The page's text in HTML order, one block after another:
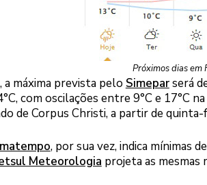
Próximos dias em
a máxima prevista pelo Simeparserá
com oscilações entre 9°C e 17°C
de Corpus Christi, a partir de quinta-
, por sua vez, indica mínimas
Meteorologia projeta as